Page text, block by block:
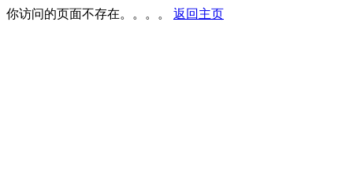
你访问的页面不存在。。。。 返回主页